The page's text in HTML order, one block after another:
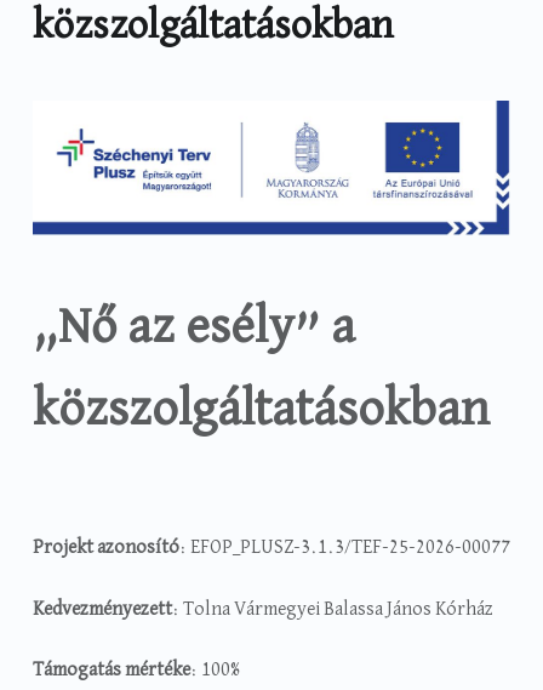
közszolgáltatásokban
„Nő az esély” a
közszolgáltatásokban
Projekt azonosító: EFOP_PLUSZ-3.1.3/TEF-25-2026-00077
Kedvezményezett: Tolna Vármegyei Balassa János Kórház
Támogatás mértéke: 100%